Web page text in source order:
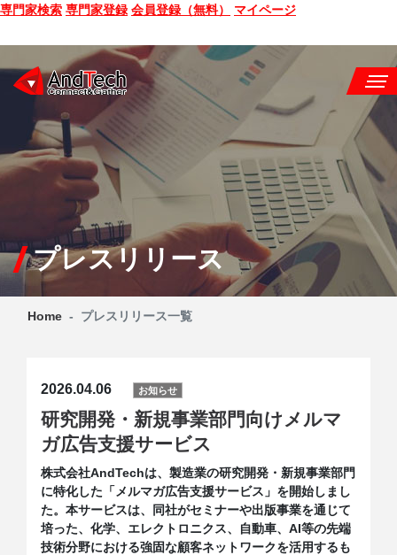
専門家検索 専門家登録 会員登録（無料） マイページ
SEMINAR
BOOK
CONSULTING
SERVICE
COMPANY
Q&A
CONTACT
プレスリリース
Home プレスリリース一覧
2026.04.06 お知らせ
研究開発・新規事業部門向けメルマ
ガ広告支援サービス
株式会社AndTechは、製造業の研究開発・新規事業部門
に特化した「メルマガ広告支援サービス」を開始しまし
た。本サービスは、同社がセミナーや出版事業を通じて
培った、化学、エレクトロニクス、自動車、AI等の先端
技術分野における強固な顧客ネットワークを活用するも